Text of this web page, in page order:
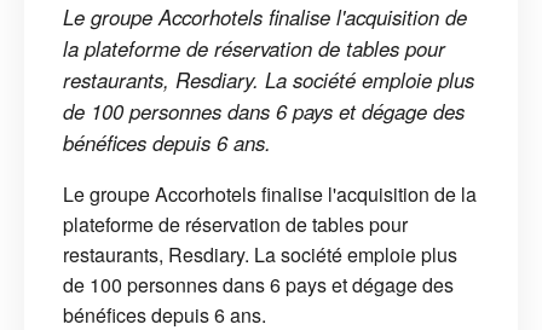
Le groupe Accorhotels finalise l'acquisition de
la plateforme de réservation de tables pour
restaurants, Resdiary. La société emploie plus
de 100 personnes dans 6 pays et dégage des
bénéfices depuis 6 ans.
Le groupe Accorhotels finalise l'acquisition de la
plateforme de réservation de tables pour
restaurants, Resdiary. La société emploie plus
de 100 personnes dans 6 pays et dégage des
bénéfices depuis 6 ans.